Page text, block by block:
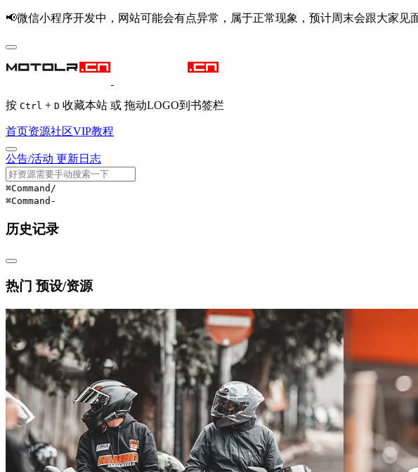
📢微信小程序开发中，网站可能会有点异常，属于正常现象，预计周末会跟大家见
按 Ctrl + D 收藏本站 或 拖动LOGO到书签栏
首页资源社区VIP教程
公告/活动 更新日志
⌘Command /
⌘Command -
历史记录
热门 预设/资源